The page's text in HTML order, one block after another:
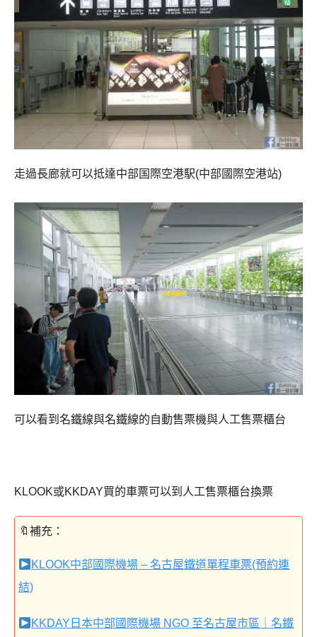
走過長廊就可以抵達中部国際空港駅(中部國際空港站)
可以看到名鐵線與名鐵線的自動售票機與人工售票櫃台
KLOOK或KKDAY買的車票可以到人工售票櫃台換票
KLOOK中部國際機場 – 名古屋鐵道單程車票(預約連
結)
KKDAY日本中部國際機場 NGO 至名古屋市區｜名鐵